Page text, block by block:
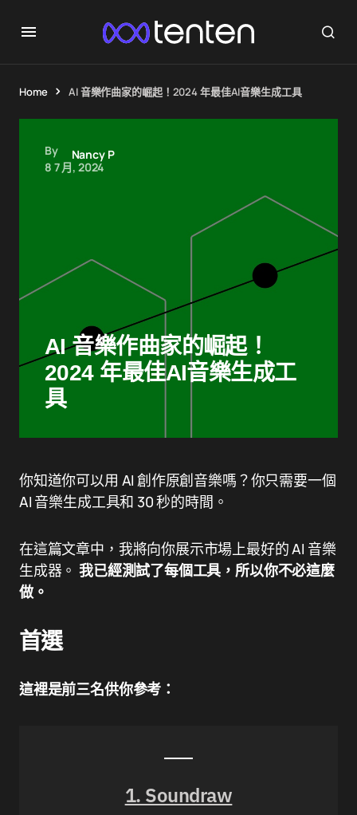
Home AI 音樂作曲家的崛起！2024 年最佳AI音樂生成工具
By
Nancy P
8 7 月, 2024
AI 音樂作曲家的崛起！
2024 年最佳AI音樂生成工
具
你知道你可以用 AI 創作原創音樂嗎？你只需要一個
AI 音樂生成工具和 30 秒的時間。
在這篇文章中，我將向你展示市場上最好的 AI 音樂
生成器。我已經測試了每個工具，所以你不必這麼
做。
首選
這裡是前三名供你參考：
1. Soundraw